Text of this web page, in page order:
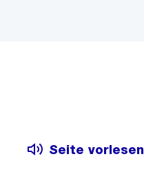
Seite vorlesen